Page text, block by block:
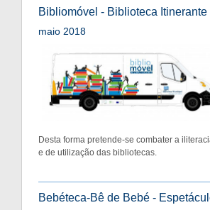
Bibliomóvel - Biblioteca Itinerante
maio 2018
Desta forma pretende-se combater a
e de utilização das bibliotecas.
Bebéteca-Bê de Bebé -